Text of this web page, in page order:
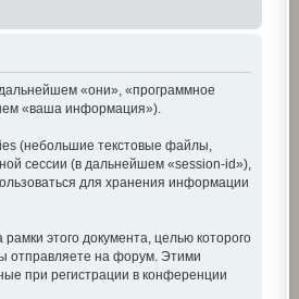
«они», «программное
«ваша информация»).
(небольшие текстовые файлы,
сессии (в дальнейшем «session-id»),
для хранения информации
этого документа, целью которого
отправляете на форум. Этими
при регистрации в конференции